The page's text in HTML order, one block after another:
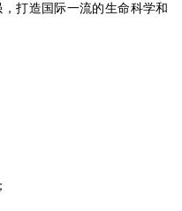
打造国际一流的生命科学和